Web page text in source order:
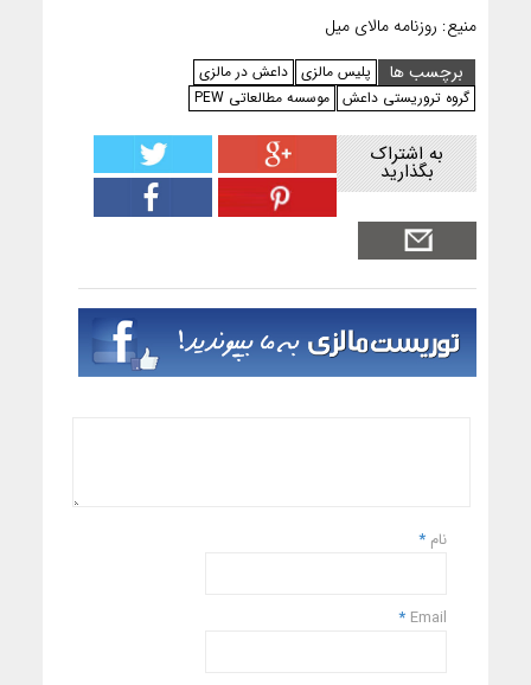
منیع: روزنامه مالای میل
برچسب ها
پلیس مالزی داعش در مالزی
گروه تروریستی داعش موسسه مطالعاتی PEW
به اشتراک
بگذارید
نام *
Email
*